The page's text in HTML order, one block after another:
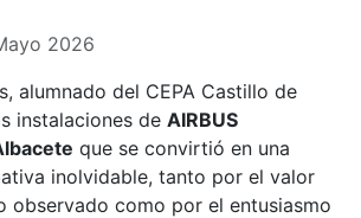
2026
alumnado del CEPA Castillo de
instalaciones de AIRBUS
que se convirtió en una
inolvidable, tanto por el valor
observado como por el entusiasmo